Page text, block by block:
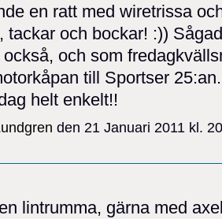
en ratt med wiretrissa
tackar och bockar! :))
och som
till Sportser
helt enkelt!!
den 21 Januari 2011 kl.
lintrumma, gärna med